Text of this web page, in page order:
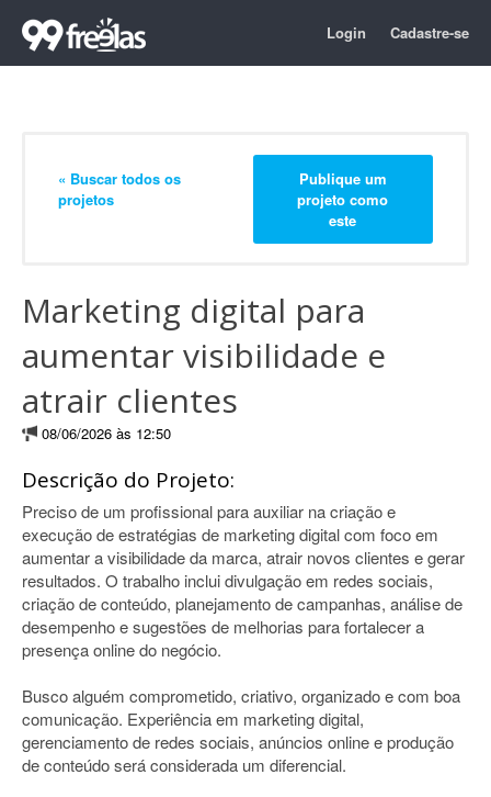
Login Cadastre-se
« Buscar todos os
projetos
Publique um
projeto como
este
Marketing digital para
aumentar visibilidade e
atrair clientes
08/06/2026 às 12:50
Descrição do Projeto:
Preciso de um profissional para auxiliar na criação e
execução de estratégias de marketing digital com foco em
aumentar a visibilidade da marca, atrair novos clientes e gerar
resultados. O trabalho inclui divulgação em redes sociais,
criação de conteúdo, planejamento de campanhas, análise de
desempenho e sugestões de melhorias para fortalecer a
presença online do negócio.
Busco alguém comprometido, criativo, organizado e com boa
comunicação. Experiência em marketing digital,
gerenciamento de redes sociais, anúncios online e produção
de conteúdo será considerada um diferencial.